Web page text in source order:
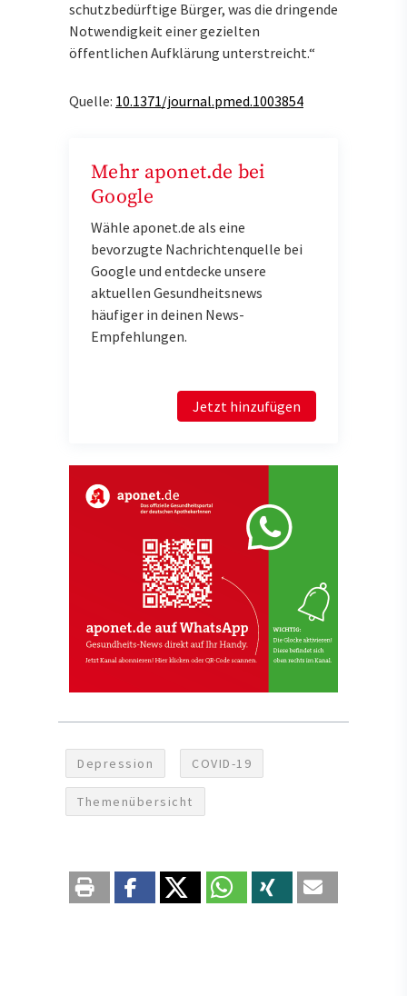
schutzbedürftige Bürger, was die dringende
Notwendigkeit einer gezielten
öffentlichen Aufklärung unterstreicht.“
Quelle: 10.1371/journal.pmed.1003854
Mehr aponet.de bei
Google
Wähle aponet.de als eine
bevorzugte Nachrichtenquelle bei
Google und entdecke unsere
aktuellen Gesundheitsnews
häufiger in deinen News-
Empfehlungen.
Jetzt hinzufügen
Depression COVID-19
Themenübersicht